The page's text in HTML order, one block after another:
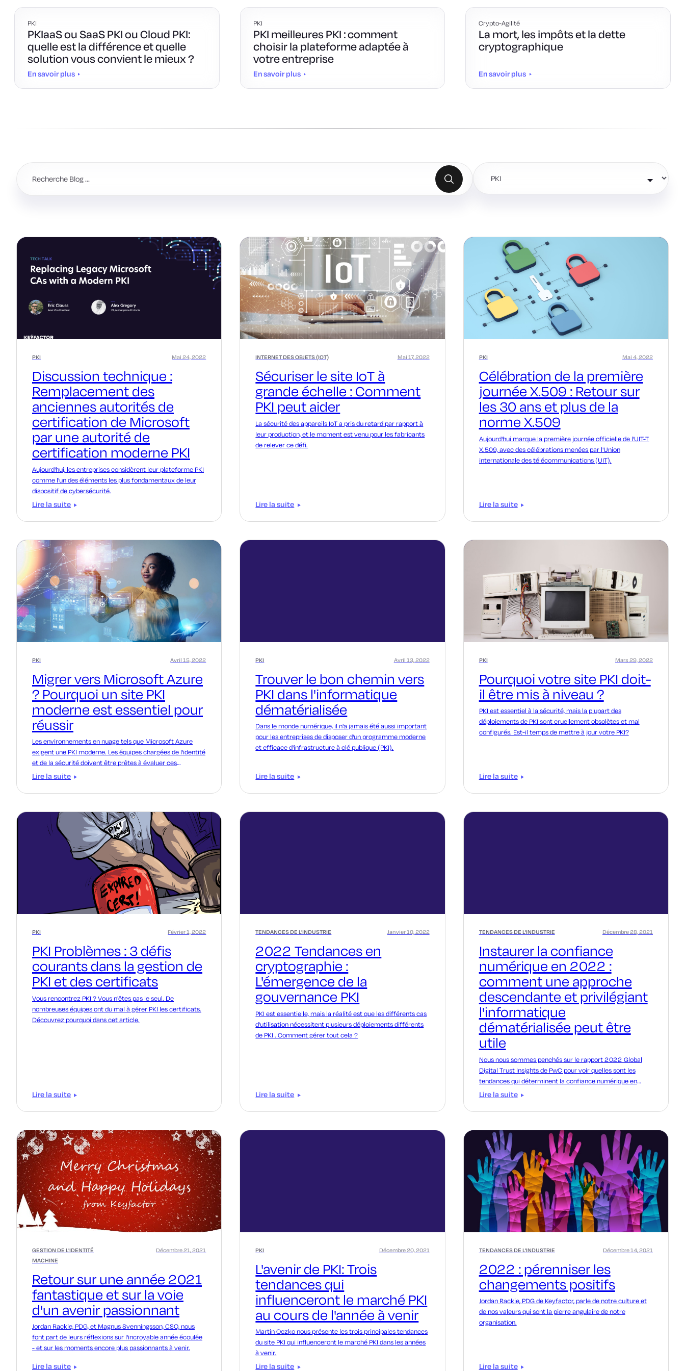
PKI
PKIaaS ou SaaS PKI ou Cloud PKI:
quelle est la différence et quelle
solution vous convient le mieux ?
En savoir plus
PKI
PKI meilleures PKI : comment
choisir la plateforme adaptée à
votre entreprise
En savoir plus
Crypto-Agilité
La mort, les impôts et la dette
cryptographique
En savoir plus
PKI
Discussion technique :
Remplacement des
anciennes autorités de
certification de Microsoft
par une autorité de
certification moderne PKI
Mai 24, 2022
Aujourd'hui, les entreprises considèrent leur plateforme PKI
comme l'un des éléments les plus fondamentaux de leur
dispositif de cybersécurité.
Lire la suite
INTERNET DES OBJETS (IOT)
Sécuriser le site IoT à
grande échelle : Comment
PKI peut aider
Mai 17, 2022
La sécurité des appareils IoT a pris du retard par rapport à
leur production, et le moment est venu pour les fabricants
de relever ce défi.
Lire la suite
PKI
Célébration de la première
journée X.509 : Retour sur
les 30 ans et plus de la
norme X.509
Mai 4, 2022
Aujourd'hui marque la première journée officielle de l'UIT-T
X.509, avec des célébrations menées par l'Union
internationale des télécommunications (UIT).
Lire la suite
PKI
Migrer vers Microsoft Azure
? Pourquoi un site PKI
moderne est essentiel pour
réussir
Avril 15, 2022
Les environnements en nuage tels que Microsoft Azure
exigent une PKI moderne. Les équipes chargées de l'identité
et de la sécurité doivent être prêtes à évaluer ces
exigences.
Lire la suite
PKI
Trouver le bon chemin vers
PKI dans l'informatique
dématérialisée
Avril 13, 2022
Dans le monde numérique, il n'a jamais été aussi important
pour les entreprises de disposer d'un programme moderne
et efficace d'infrastructure à clé publique (PKI).
Lire la suite
PKI
Pourquoi votre site PKI doit-
il être mis à niveau ?
Mars 29, 2022
PKI est essentiel à la sécurité, mais la plupart des
déploiements de PKI sont cruellement obsolètes et mal
configurés. Est-il temps de mettre à jour votre PKI?
Lire la suite
PKI
PKI Problèmes : 3 défis
courants dans la gestion de
PKI et des certificats
Février 1, 2022
Vous rencontrez PKI ? Vous n'êtes pas le seul. De
nombreuses équipes ont du mal à gérer PKI les certificats.
Découvrez pourquoi dans cet article.
Lire la suite
TENDANCES DE L'INDUSTRIE
2022 Tendances en
cryptographie :
L'émergence de la
gouvernance PKI
Janvier 10, 2022
PKI est essentielle, mais la réalité est que les différents cas
d'utilisation nécessitent plusieurs déploiements différents
de PKI . Comment gérer tout cela ?
Lire la suite
TENDANCES DE L'INDUSTRIE
Instaurer la confiance
numérique en 2022 :
comment une approche
descendante et privilégiant
l'informatique
dématérialisée peut être
utile
Décembre 28, 2021
Nous nous sommes penchés sur le rapport 2022 Global
Digital Trust Insights de PwC pour voir quelles sont les
tendances qui déterminent la confiance numérique en
2022 et quelle est la place de PKI .
Lire la suite
GESTION DE L'IDENTITÉ
MACHINE
Retour sur une année 2021
fantastique et sur la voie
d'un avenir passionnant
Décembre 21, 2021
Jordan Rackie, PDG, et Magnus Svenningsson, CSO, nous
font part de leurs réflexions sur l'incroyable année écoulée
- et sur les moments encore plus passionnants à venir.
Lire la suite
PKI
L'avenir de PKI: Trois
tendances qui
influenceront le marché PKI
au cours de l'année à venir
Décembre 20, 2021
Martin Oczko nous présente les trois principales tendances
du site PKI qui influenceront le marché PKI dans les années
à venir.
Lire la suite
TENDANCES DE L'INDUSTRIE
2022 : pérenniser les
changements positifs
Décembre 14, 2021
Jordan Rackie, PDG de Keyfactor, parle de notre culture et
de nos valeurs qui sont la pierre angulaire de notre
organisation.
Lire la suite